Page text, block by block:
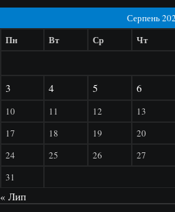
Серпень
Пн Вт Ср Чт
3
4 5 6
10
11 12 13
17
18 19 20
24
25 26 27
31
« Лип